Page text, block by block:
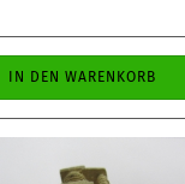
IN DEN WARENKORB